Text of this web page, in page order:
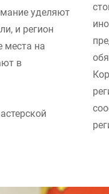
уделяют
и регион
места на
в